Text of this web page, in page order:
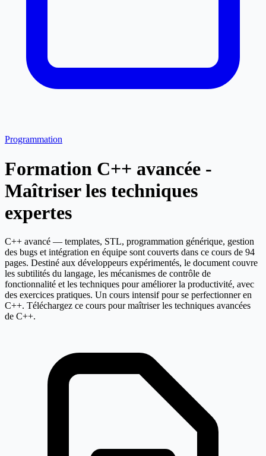
Programmation
Formation C++ avancée -
Maîtriser les techniques
expertes
C++ avancé — templates, STL, programmation générique, gestion
des bugs et intégration en équipe sont couverts dans ce cours de 94
pages. Destiné aux développeurs expérimentés, le document couvre
les subtilités du langage, les mécanismes de contrôle de
fonctionnalité et les techniques pour améliorer la productivité, avec
des exercices pratiques. Un cours intensif pour se perfectionner en
C++. Téléchargez ce cours pour maîtriser les techniques avancées
de C++.